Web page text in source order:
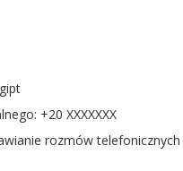
+20 XXXXXXX
rozmów